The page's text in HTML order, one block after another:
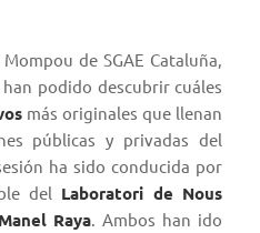
de SGAE Cataluña,
podido descubrir cuáles
más originales que llenan
públicas y privadas del
ha sido conducida por
del Laboratori de Nous
Manel Raya. Ambos han ido